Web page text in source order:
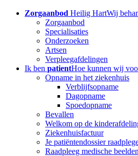
Zorgaanbod Heilig HartWij
Zorgaanbod
Specialisaties
Onderzoeken
Artsen
Verpleegafdelingen
Ik ben patientHoe kunnen wij
Opname in het ziekenhuis
Verblijfsopname
Dagopname
Spoedopname
Bevallen
Welkom op de
Ziekenhuisfactuur
Je patiëntendossier
Raadpleeg medische beelden